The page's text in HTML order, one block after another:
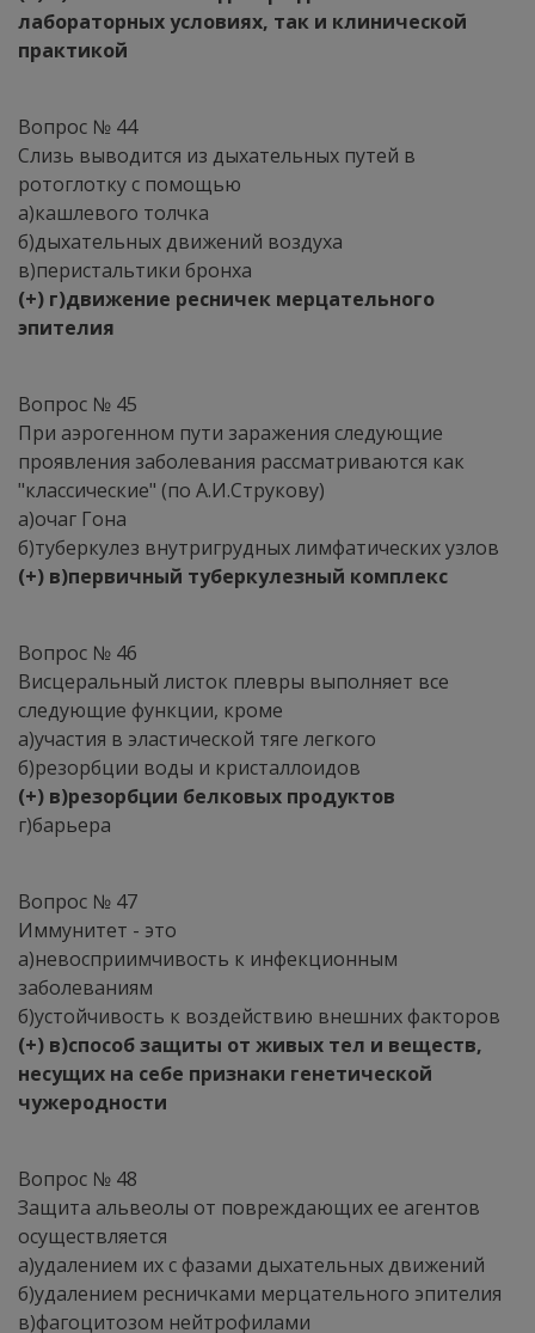
лабораторных условиях, так и клинической
практикой
Вопрос № 44
Слизь выводится из дыхательных путей в
ротоглотку с помощью
а)кашлевого толчка
б)дыхательных движений воздуха
в)перистальтики бронха
(+) г)движение ресничек мерцательного
эпителия
Вопрос № 45
При аэрогенном пути заражения следующие
проявления заболевания рассматриваются как
"классические" (по А.И.Струкову)
а)очаг Гона
б)туберкулез внутригрудных лимфатических узлов
(+) в)первичный туберкулезный комплекс
Вопрос № 46
Висцеральный листок плевры выполняет все
следующие функции, кроме
а)участия в эластической тяге легкого
б)резорбции воды и кристаллоидов
(+) в)резорбции белковых продуктов
г)барьера
Вопрос № 47
Иммунитет - это
а)невосприимчивость к инфекционным
заболеваниям
б)устойчивость к воздействию внешних факторов
(+) в)способ защиты от живых тел и веществ,
несущих на себе признаки генетической
чужеродности
Вопрос № 48
Защита альвеолы от повреждающих ее агентов
осуществляется
а)удалением их с фазами дыхательных движений
б)удалением ресничками мерцательного эпителия
в)фагоцитозом нейтрофилами